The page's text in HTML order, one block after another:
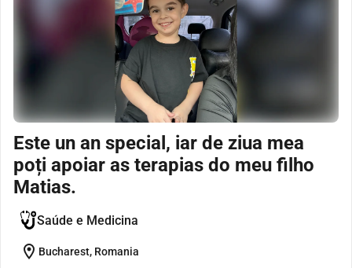
Este un an special, iar de ziua mea
poți apoiar as terapias do meu filho
Matias.
Saúde e Medicina
location_on Bucharest, Romania